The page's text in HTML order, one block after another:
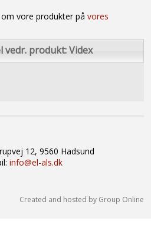
vore produkter på vores
vedr. produkt: Videx
12, 9560 Hadsund
info@el-als.dk
Created and hosted by Group Online